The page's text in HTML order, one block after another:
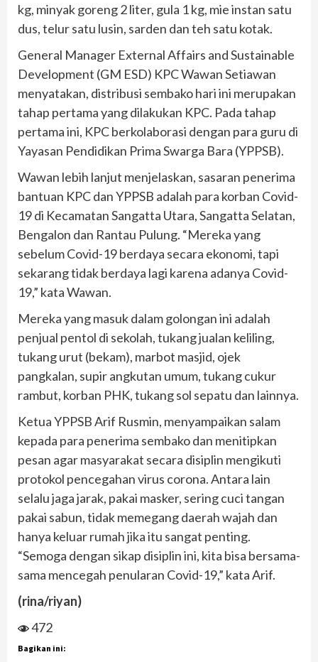
kg, minyak goreng 2 liter, gula 1 kg, mie instan satu
dus, telur satu lusin, sarden dan teh satu kotak.
General Manager External Affairs and Sustainable
Development (GM ESD) KPC Wawan Setiawan
menyatakan, distribusi sembako hari ini merupakan
tahap pertama yang dilakukan KPC. Pada tahap
pertama ini, KPC berkolaborasi dengan para guru di
Yayasan Pendidikan Prima Swarga Bara (YPPSB).
Wawan lebih lanjut menjelaskan, sasaran penerima
bantuan KPC dan YPPSB adalah para korban Covid-
19 di Kecamatan Sangatta Utara, Sangatta Selatan,
Bengalon dan Rantau Pulung. “Mereka yang
sebelum Covid-19 berdaya secara ekonomi, tapi
sekarang tidak berdaya lagi karena adanya Covid-
19,” kata Wawan.
Mereka yang masuk dalam golongan ini adalah
penjual pentol di sekolah, tukang jualan keliling,
tukang urut (bekam), marbot masjid, ojek
pangkalan, supir angkutan umum, tukang cukur
rambut, korban PHK, tukang sol sepatu dan lainnya.
Ketua YPPSB Arif Rusmin, menyampaikan salam
kepada para penerima sembako dan menitipkan
pesan agar masyarakat secara disiplin mengikuti
protokol pencegahan virus corona. Antara lain
selalu jaga jarak, pakai masker, sering cuci tangan
pakai sabun, tidak memegang daerah wajah dan
hanya keluar rumah jika itu sangat penting.
“Semoga dengan sikap disiplin ini, kita bisa bersama-
sama mencegah penularan Covid-19,” kata Arif.
(rina/riyan)
472
Bagikan ini: